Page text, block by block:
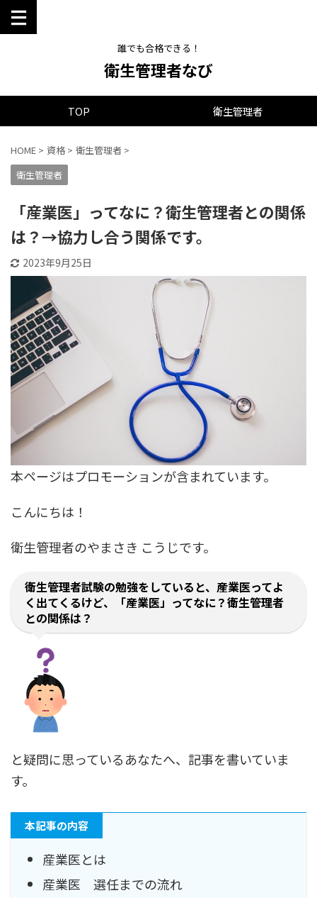
誰でも合格できる！
衛生管理者なび
TOP 衛生管理者
HOME > 資格 > 衛生管理者 >
衛生管理者
「産業医」ってなに？衛生管理者との関係
は？→協力し合う関係です。
2023年9月25日
本ページはプロモーションが含まれています。
こんにちは！
衛生管理者のやまさき こうじです。
衛生管理者試験の勉強をしていると、産業医ってよ
く出てくるけど、「産業医」ってなに？衛生管理者
との関係は？
と疑問に思っているあなたへ、記事を書いていま
す。
本記事の内容
産業医とは
産業医 選任までの流れ